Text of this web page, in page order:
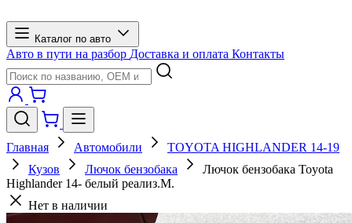
Каталог по авто
Авто в пути на разбор Доставка и оплата Контакты
Главная Автомобили
TOYOTA HIGHLANDER 14-19
Кузов
Лючок бензобака
Лючок бензобака Toyota
Highlander 14- белый реализ.М.
Нет в наличии